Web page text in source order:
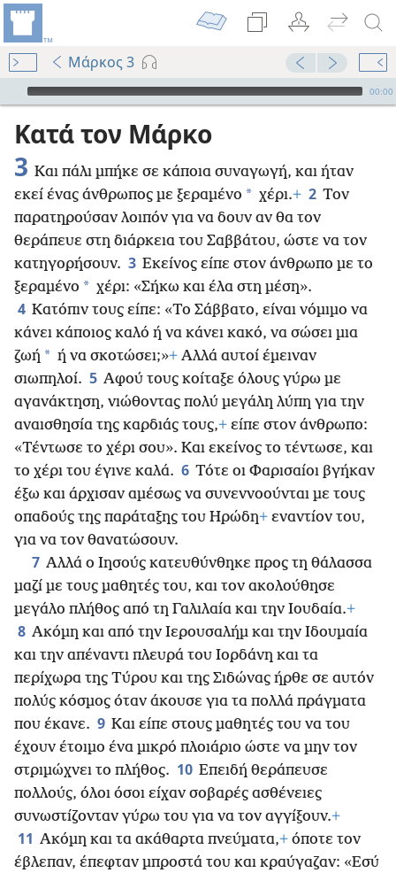
Μάρκος 3
Audio Player
00:00
Κατά τον Μάρκο
3 Και πάλι μπήκε σε κάποια συναγωγή, και ήταν
εκεί ένας άνθρωπος με ξεραμένο * χέρι.+ 2 Τον
παρατηρούσαν λοιπόν για να δουν αν θα τον
θεράπευε στη διάρκεια του Σαββάτου, ώστε να τον
κατηγορήσουν. 3 Εκείνος είπε στον άνθρωπο με το
ξεραμένο * χέρι: «Σήκω και έλα στη μέση».
4 Κατόπιν τους είπε: «Το Σάββατο, είναι νόμιμο να
κάνει κάποιος καλό ή να κάνει κακό, να σώσει μια
ζωή * ή να σκοτώσει;»+ Αλλά αυτοί έμειναν
σιωπηλοί. 5 Αφού τους κοίταξε όλους γύρω με
αγανάκτηση, νιώθοντας πολύ μεγάλη λύπη για την
αναισθησία της καρδιάς τους,+ είπε στον άνθρωπο:
«Τέντωσε το χέρι σου». Και εκείνος το τέντωσε, και
το χέρι του έγινε καλά. 6 Τότε οι Φαρισαίοι βγήκαν
έξω και άρχισαν αμέσως να συνεννοούνται με τους
οπαδούς της παράταξης του Ηρώδη+ εναντίον του,
για να τον θανατώσουν.
7 Αλλά ο Ιησούς κατευθύνθηκε προς τη θάλασσα
μαζί με τους μαθητές του, και τον ακολούθησε
μεγάλο πλήθος από τη Γαλιλαία και την Ιουδαία.+
8 Ακόμη και από την Ιερουσαλήμ και την Ιδουμαία
και την απέναντι πλευρά του Ιορδάνη και τα
περίχωρα της Τύρου και της Σιδώνας ήρθε σε αυτόν
πολύς κόσμος όταν άκουσε για τα πολλά πράγματα
που έκανε. 9 Και είπε στους μαθητές του να του
έχουν έτοιμο ένα μικρό πλοιάριο ώστε να μην τον
στριμώχνει το πλήθος. 10 Επειδή θεράπευσε
πολλούς, όλοι όσοι είχαν σοβαρές ασθένειες
συνωστίζονταν γύρω του για να τον αγγίξουν.+
11 Ακόμη και τα ακάθαρτα πνεύματα,+ όποτε τον
έβλεπαν, έπεφταν μπροστά του και κραύγαζαν: «Εσύ